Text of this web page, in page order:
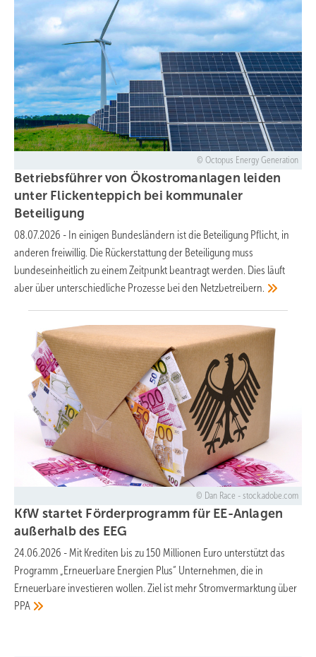
Octopus Energy Generation
Betriebsführer von Ökostromanlagen leiden
unter Flickenteppich bei kommunaler
Beteiligung
08.07.2026 - In einigen Bundesländern ist die Beteiligung Pflicht, in
anderen freiwillig. Die Rückerstattung der Beteiligung muss
bundeseinheitlich zu einem Zeitpunkt beantragt werden. Dies läuft
aber über unterschiedliche Prozesse bei den Netzbetreibern.
Dan Race - stock.adobe.com
KfW startet Förderprogramm für EE-Anlagen
außerhalb des EEG
24.06.2026 - Mit Krediten bis zu 150 Millionen Euro unterstützt das
Programm „Erneuerbare Energien Plus“ Unternehmen, die in
Erneuerbare investieren wollen. Ziel ist mehr Stromvermarktung über
PPA